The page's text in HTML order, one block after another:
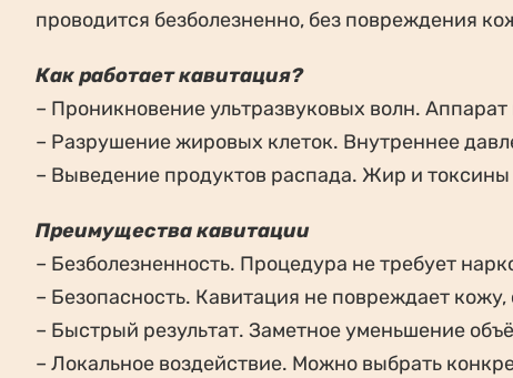
проводится безболезненно, без повреждения
Как работает кавитация?
– Проникновение ультразвуковых волн.
– Разрушение жировых клеток. Внутреннее
– Выведение продуктов распада. Жир и
Преимущества кавитации
– Безболезненность. Процедура не требует
– Безопасность. Кавитация не повреждает
– Быстрый результат. Заметное уменьшение
– Локальное воздействие. Можно выбрать